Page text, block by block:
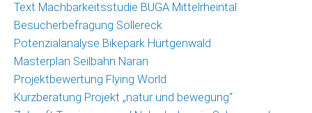
Text Machbarkeitsstudie BUGA Mittelrheintal
Besucherbefragung Söllereck
Potenzialanalyse Bikepark Hürtgenwald
Masterplan Seilbahn Naran
Projektbewertung Flying World
Kurzberatung Projekt „natur und bewegung“